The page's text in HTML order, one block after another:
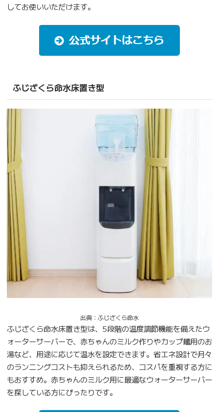
してお使いいただけます。
ふじざくら命水床置き型
出典：ふじざくら命水
ふじざくら命水床置き型は、5段階の温度調節機能を備えたウ
ォーターサーバーで、赤ちゃんのミルク作りやカップ麺用のお
湯など、用途に応じて温水を設定できます。省エネ設計で月々
のランニングコストも抑えられるため、コスパを重視する方に
もおすすめ。赤ちゃんのミルク用に最適なウォーターサーバー
を探している方にぴったりです。